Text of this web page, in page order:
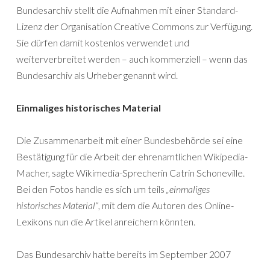
Bundesarchiv stellt die Aufnahmen mit einer Standard-
Lizenz der Organisation Creative Commons zur Verfügung.
Sie dürfen damit kostenlos verwendet und
weiterverbreitet werden – auch kommerziell – wenn das
Bundesarchiv als Urheber genannt wird.
Einmaliges historisches Material
Die Zusammenarbeit mit einer Bundesbehörde sei eine
Bestätigung für die Arbeit der ehrenamtlichen Wikipedia-
Macher, sagte Wikimedia-Sprecherin Catrin Schoneville.
Bei den Fotos handle es sich um teils „einmaliges
historisches Material“, mit dem die Autoren des Online-
Lexikons nun die Artikel anreichern könnten.
Das Bundesarchiv hatte bereits im September 2007